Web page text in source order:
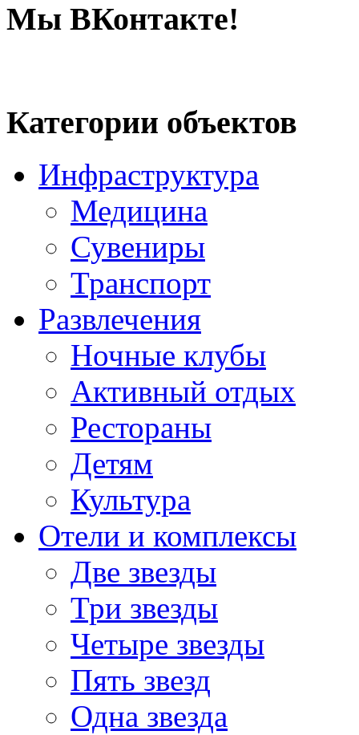
Мы ВКонтакте!
Категории объектов
Инфраструктура
Медицина
Сувениры
Транспорт
Развлечения
Ночные клубы
Активный отдых
Рестораны
Детям
Культура
Отели и комплексы
Две звезды
Три звезды
Четыре звезды
Пять звезд
Одна звезда